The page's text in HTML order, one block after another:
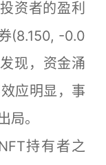
资者的盈利
(8.150, -0.0
现，资金涌
应明显，事
局。
持有者之